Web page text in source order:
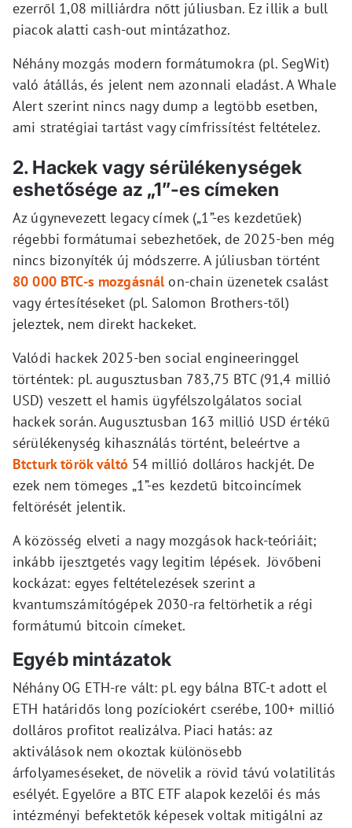
ezerről 1,08 milliárdra nőtt júliusban. Ez illik a bull
piacok alatti cash-out mintázathoz.
Néhány mozgás modern formátumokra (pl. SegWit)
való átállás, és jelent nem azonnali eladást. A Whale
Alert szerint nincs nagy dump a legtöbb esetben,
ami stratégiai tartást vagy címfrissítést feltételez.
2. Hackek vagy sérülékenységek
eshetősége az „1”-es címeken
Az úgynevezett legacy címek („1”-es kezdetűek)
régebbi formátumai sebezhetőek, de 2025-ben még
nincs bizonyíték új módszerre. A júliusban történt
80 000 BTC-s mozgásnálon-chain üzenetek csalást
vagy értesítéseket (pl. Salomon Brothers-től)
jeleztek, nem direkt hackeket.
Valódi hackek 2025-ben social engineeringgel
történtek: pl. augusztusban 783,75 BTC (91,4 millió
USD) veszett el hamis ügyfélszolgálatos social
hackek során. Augusztusban 163 millió USD értékű
sérülékenység kihasználás történt, beleértve a
Btcturk török váltó 54 millió dolláros hackjét. De
ezek nem tömeges „1”-es kezdetű bitcoincímek
feltörését jelentik.
A közösség elveti a nagy mozgások hack-teóriáit;
inkább ijesztgetés vagy legitim lépések. Jövőbeni
kockázat: egyes feltételezések szerint a
kvantumszámítógépek 2030-ra feltörhetik a régi
formátumú bitcoin címeket.
Egyéb mintázatok
Néhány OG ETH-re vált: pl. egy bálna BTC-t adott el
ETH határidős long pozíciokért cserébe, 100+ millió
dolláros profitot realizálva. Piaci hatás: az
aktiválások nem okoztak különösebb
árfolyameséseket, de növelik a rövid távú volatilitás
esélyét. Egyelőre a BTC ETF alapok kezelői és más
intézményi befektetők képesek voltak mitigálni az